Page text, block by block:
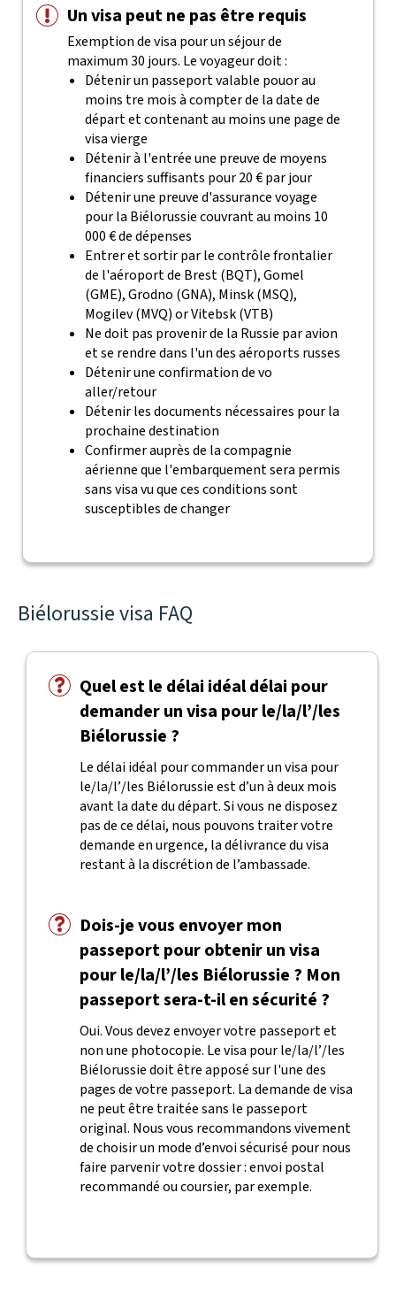
Un visa peut ne pas être requis
Exemption de visa pour un séjour de
maximum 30 jours. Le voyageur doit :
Détenir un passeport valable pouor au
moins tre mois à compter de la date de
départ et contenant au moins une page de
visa vierge
Détenir à l'entrée une preuve de moyens
financiers suffisants pour 20 € par jour
Détenir une preuve d'assurance voyage
pour la Biélorussie couvrant au moins 10
000 € de dépenses
Entrer et sortir par le contrôle frontalier
de l'aéroport de Brest (BQT), Gomel
(GME), Grodno (GNA), Minsk (MSQ),
Mogilev (MVQ) or Vitebsk (VTB)
Ne doit pas provenir de la Russie par avion
et se rendre dans l'un des aéroports russes
Détenir une confirmation de vo
aller/retour
Détenir les documents nécessaires pour la
prochaine destination
Confirmer auprès de la compagnie
aérienne que l'embarquement sera permis
sans visa vu que ces conditions sont
susceptibles de changer
Biélorussie visa FAQ
Quel est le délai idéal délai pour
demander un visa pour le/la/l’/les
Biélorussie ?
Le délai idéal pour commander un visa pour
le/la/l’/les Biélorussie est d’un à deux mois
avant la date du départ. Si vous ne disposez
pas de ce délai, nous pouvons traiter votre
demande en urgence, la délivrance du visa
restant à la discrétion de l’ambassade.
Dois-je vous envoyer mon
passeport pour obtenir un visa
pour le/la/l’/les Biélorussie ? Mon
passeport sera-t-il en sécurité ?
Oui. Vous devez envoyer votre passeport et
non une photocopie. Le visa pour le/la/l’/les
Biélorussie doit être apposé sur l'une des
pages de votre passeport. La demande de visa
ne peut être traitée sans le passeport
original. Nous vous recommandons vivement
de choisir un mode d’envoi sécurisé pour nous
faire parvenir votre dossier : envoi postal
recommandé ou coursier, par exemple.